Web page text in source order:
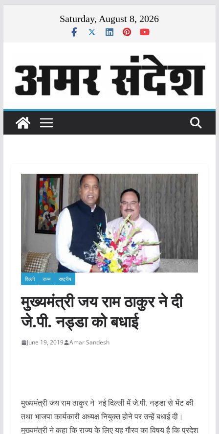
Saturday, August 8, 2026
दिल्ली राज्य राष्ट्रीय
मुख्यमंत्री जय राम ठाकुर ने दी
जे.पी. नड्डा को बधाई
June 19, 2019 Amar Sandesh
मुख्यमंत्री जय राम ठाकुर ने नई दिल्ली में जे.पी. नड्डा से भेंट की
तथा भाजपा कार्यकारी अध्यक्ष नियुक्त होने पर उन्हें बधाई दी।
मुख्यमंत्री ने कहा कि राज्य के लिए यह गौरव का विषय है कि प्रदेश